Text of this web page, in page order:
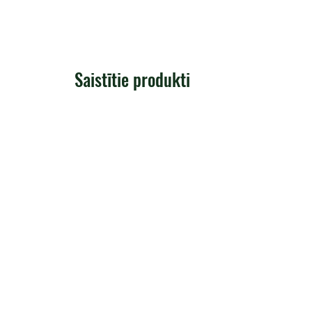
Saistītie produkti